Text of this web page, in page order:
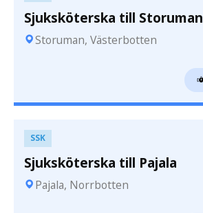
Sjuksköterska till Storuman
Storuman, Västerbotten
SSK
Sjuksköterska till Pajala
Pajala, Norrbotten